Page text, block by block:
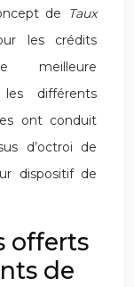
de
Taux
les crédits
meilleure
différents
ont conduit
d’octroi de
dispositif de
offerts
de